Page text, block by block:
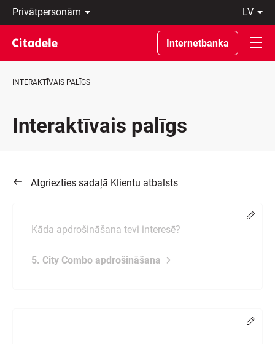
Privātpersonām
Uzņēmumiem
Private
Banking
Par
C
lv
Latviski
По-
русски
In
Internetbanka
INTERAKTĪVAIS PALĪGS
Interaktīvais palīgs
Atgriezties sadaļā Klientu atbalsts
Kāda apdrošināšana tevi interesē?
5. City Combo apdrošināšana